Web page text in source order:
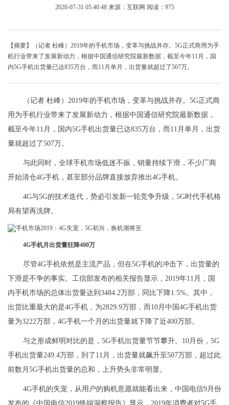
2020-07-31 05:40:48 来源：互联网 阅读：975
【摘要】（记者 杜峰）2019年的手机市场，变革与挑战并存。5G正式商用为手
机行业带来了发展新动力，根据中国通信研究院最新数据，截至今年11月，国
内5G手机出货量已达835万台，而11月单月，出货量就超过了507万。
（记者 杜峰）2019年的手机市场，变革与挑战并存。5G正式商
用为手机行业带来了发展新动力，根据中国通信研究院最新数据，
截至今年11月，国内5G手机出货量已达835万台，而11月单月，出货
量就超过了507万。
与此同时，全球手机市场低迷不振，销量持续下滑，不少厂商
开始清仓4G手机，甚至部分品牌直接放弃推出4G手机。
4G与5G的技术迭代，势必引发新一轮竞争升级，5G时代手机格
局有望再洗牌。
4G手机月出货量狂降400万
尽管4G手机依然是主流产品，但在5G手机的冲击下，出货量的
下滑是不争的事实。工信部发布的相关报告显示，2019年11月，国
内手机市场的总体出货量达到3484.2万部，同比下降1.5%。其中，
出货比重最大的是4G手机，为2829.9万部，而10月中国4G手机出货
量为3222万部，4G手机一个月的出货量就下降了近400万部。
与之形成鲜明对比的是，5G手机出货量节节攀升。10月份，5G
手机出货量249.4万部，到了11月，出货量就飙升至507万部，超过此
前数月5G手机出货量的总和，上升势头非常明显。
4G手机的失宠，从用户的购机意愿就能看出来，中国电信9月份
发布的《中国电信2019终端洞察报告》显示，2019年消费者对5G手